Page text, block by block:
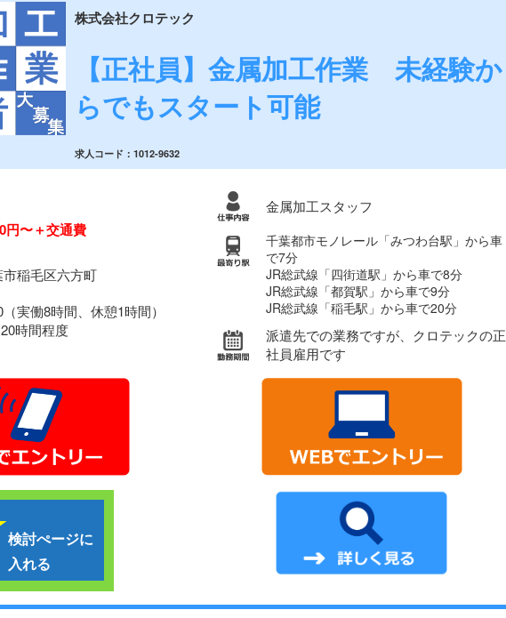
株式会社クロテック
【正社員】金属加工作業 未経験か
らでもスタート可能
求人コード：1012-9632
円〜＋交通費
稲毛区六方町
実働8時間、休憩1時間）
時間程度
金属加工スタッフ
千葉都市モノレール「みつわ台駅」から車
で7分
JR総武線「四街道駅」から車で8分
JR総武線「都賀駅」から車で9分
JR総武線「稲毛駅」から車で20分
派遣先での業務ですが、クロテックの正
社員雇用です
検討ぺージに
入れる